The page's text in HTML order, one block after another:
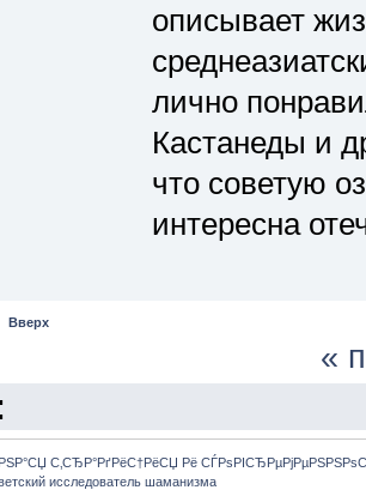
описывает
лично
Кастанеды и
что советую
интересна
Вверх
«
С‚СЂР°РґРёС†РёСЏ Рё
исследователь шаманизма